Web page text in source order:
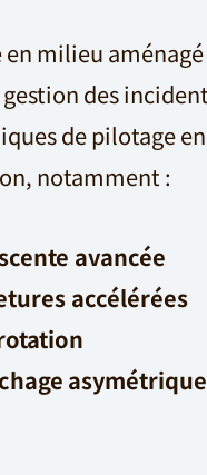
milieu
des
de pilotage
notamment :
avancée
accélérées
asymétrique